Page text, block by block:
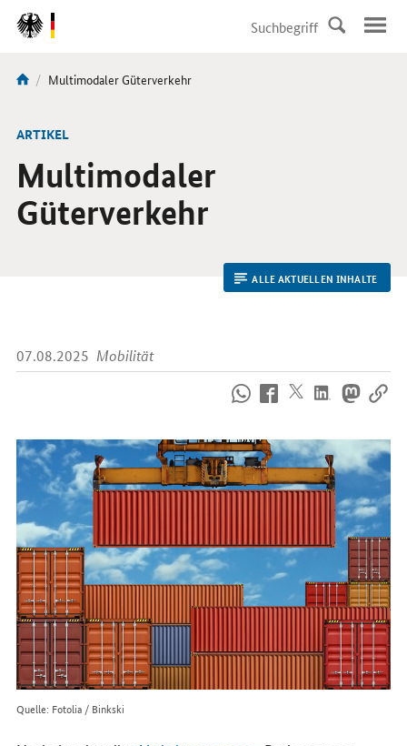
DirektZu:
Navigation
Sie
hier:
Aktuelle
Multimodaler Güterverkehr
ARTIKEL
Multimodaler
Güterverkehr
ALLE AKTUELLEN INHALTE
07.08.2025 Mobilität
uns
im
Internet
Quelle: Fotolia / Binkski